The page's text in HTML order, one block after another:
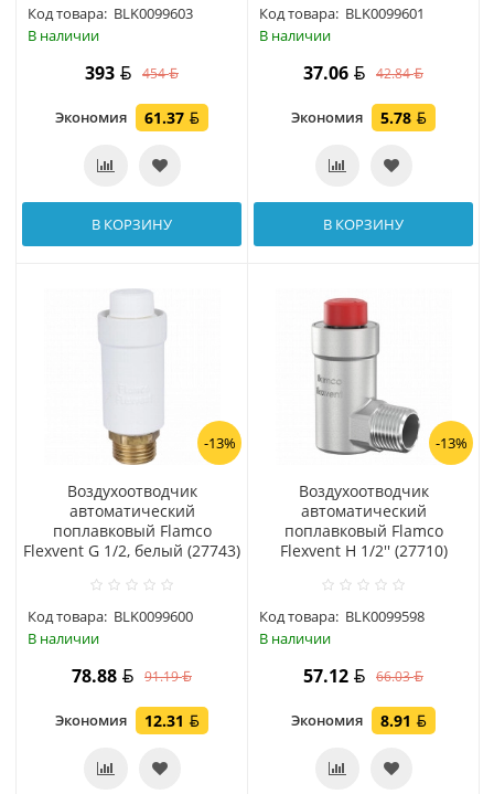
Код товара: BLK0099603
В наличии
393 454
Экономия 61.37
В КОРЗИНУ
Код товара: BLK0099601
В наличии
37.06 42.84
Экономия 5.78
В КОРЗИНУ
-13%
Воздухоотводчик
автоматический
поплавковый Flamco
Flexvent G 1/2, белый (27743)
Код товара: BLK0099600
В наличии
78.88 91.19
Экономия 12.31
-13%
Воздухоотводчик
автоматический
поплавковый Flamco
Flexvent H 1/2'' (27710)
Код товара: BLK0099598
В наличии
57.12 66.03
Экономия 8.91